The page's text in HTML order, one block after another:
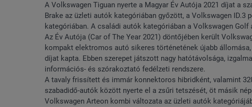
A Volkswagen Tiguan nyerte a Magyar Év Autója 2021 díjat a
Brake az üzleti autók kategóriában győzött, a Volkswagen
kategóriában. A családi autók kategóriában a Volkswagen
Az Év Autója (Car of The Year 2021) döntőjében került
kompakt elektromos autó sikeres történetének újabb
díjat kapta. Ebben szerepet játszott nagy hatótávolsága,
információs- és szórakoztató fedélzeti rendszere.
A tavaly frissített és immár konnektoros hibridként, valamint
szabadidő-autók között nyerte el a zsűri tetszését, öt másik
Volkswagen Arteon kombi változata az üzleti autók